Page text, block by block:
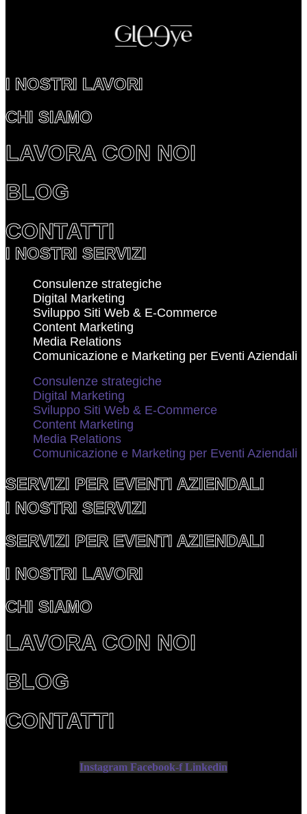
I NOSTRI LAVORI
CHI SIAMO
LAVORA CON NOI
BLOG
CONTATTI
I NOSTRI SERVIZI
Consulenze strategiche
Digital Marketing
Sviluppo Siti Web & E-Commerce
Content Marketing
Media Relations
Comunicazione e Marketing per Eventi Aziendali
Consulenze strategiche
Digital Marketing
Sviluppo Siti Web & E-Commerce
Content Marketing
Media Relations
Comunicazione e Marketing per Eventi Aziendali
SERVIZI PER EVENTI AZIENDALI
I NOSTRI SERVIZI
SERVIZI PER EVENTI AZIENDALI
I NOSTRI LAVORI
CHI SIAMO
LAVORA CON NOI
BLOG
CONTATTI
Instagram Facebook-f Linkedin